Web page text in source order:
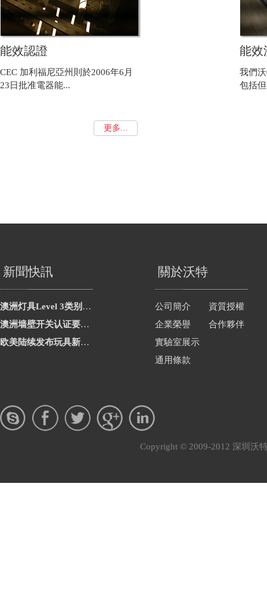
能效認證
CEC 加利福尼亞州則於2006年6月
23日批准電器能...
更多...
能效
我們
包括
新聞快訊
澳洲灯具Level 3类别新增2项
澳洲墙壁开关认证要求修订
欧美陆续发布玩具新要求
關於沃特
公司簡介
資質授權
企業榮譽
合作夥伴
實驗室展示
通用條款
Copyright © 2009-2012 深圳沃